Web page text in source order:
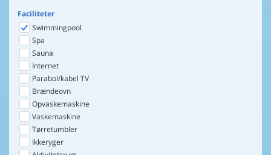
Faciliteter
Swimmingpool
Spa
Sauna
Internet
Parabol/kabel TV
Brændeovn
Opvaskemaskine
Vaskemaskine
Tørretumbler
Ikkeryger